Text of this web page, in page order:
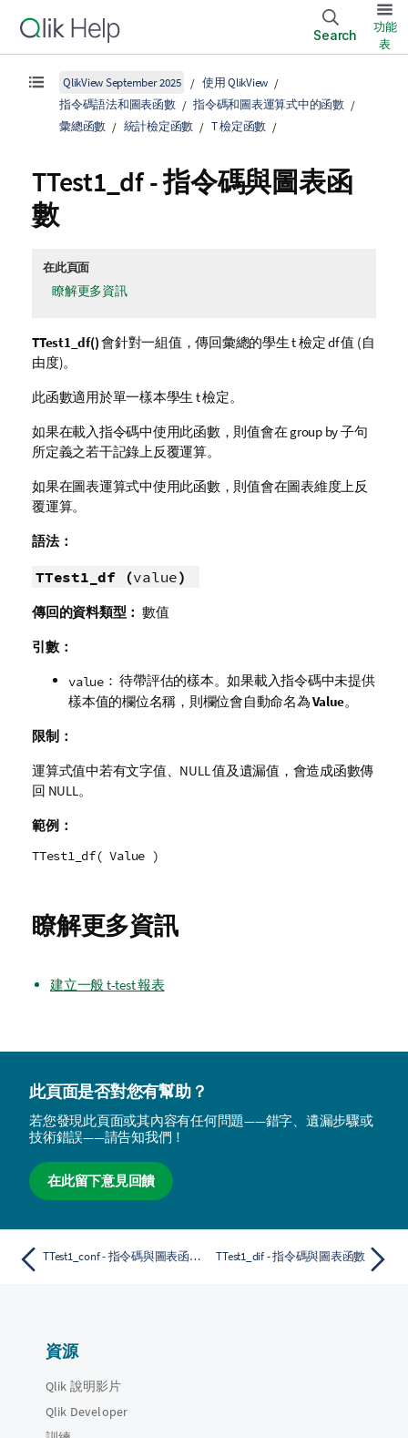
Search
功能
表
QlikView September 2025
使用 QlikView
指令碼語法和圖表函數
指令碼和圖表運算式中的函數
彙總函數
統計檢定函數 T 檢定函數
TTest1_df- 指令碼與圖表函
數
在此頁面
瞭解更多資訊
TTest1_df()會針對一組值，傳回彙總的學生 t 檢定 df 值 (自
由度)。
此函數適用於單一樣本學生 t 檢定。
如果在載入指令碼中使用此函數，則值會在 group by 子句
所定義之若干記錄上反覆運算。
如果在圖表運算式中使用此函數，則值會在圖表維度上反
覆運算。
語法：
TTest1_df (value)
傳回的資料類型： 數值
引數：
value： 待帶評估的樣本。如果載入指令碼中未提供
樣本值的欄位名稱，則欄位會自動命名為Value。
限制：
運算式值中若有文字值、 NULL值及遺漏值，會造成函數傳
回 NULL。
範例：
TTest1_df( Value )
瞭解更多資訊
建立一般 t-test 報表
此頁面是否對您有幫助？
若您發現此頁面或其內容有任何問題——錯字、遺漏步驟或
技術錯誤——請告知我們！
在此留下意見回饋
TTest1_conf - 指令碼與圖表函數 TTest1_dif - 指令碼與圖表函數
資源
Qlik 說明影片
Qlik Developer